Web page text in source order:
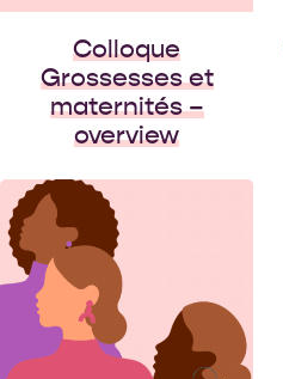
Colloque
Grossesses et
maternités –
overview
Une conférence
gesticulée engagée
« Jolene, I’m begging
of you please don’t
take my man…”,
“Laisse-moi kiffer la
vibe avec mon mec,